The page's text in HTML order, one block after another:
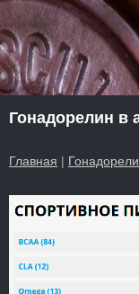
Гонадорелин в
Главная |